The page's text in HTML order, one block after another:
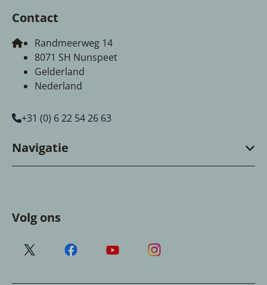
Contact
Randmeerweg 14
8071 SH Nunspeet
Gelderland
Nederland
+31 (0) 6 22 54 26 63
Navigatie
Volg ons